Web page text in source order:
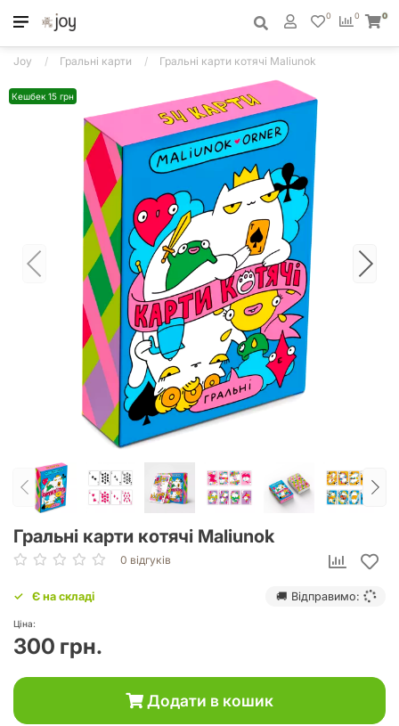
0
0 0
Joy Гральні карти Гральні карти котячі Maliunok
Кешбек 15 грн
Гральні карти котячі Maliunok
0 відгуків
Є на складі 🚚 Відправимо:
Ціна:
300 грн.
Додати в кошик